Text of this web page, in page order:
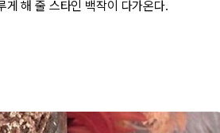
게 해 줄 스타인 백작이 다가온다.